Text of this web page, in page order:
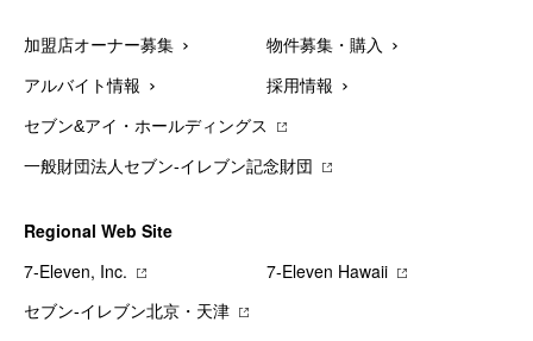
加盟店オーナー募集 物件募集・購入
アルバイト情報 採用情報
セブン&アイ・ホールディングス
一般財団法人セブン-イレブン記念財団
Regional Web Site
7‐Eleven, Inc.
7‐Eleven Hawaii
セブン‐イレブン北京・天津